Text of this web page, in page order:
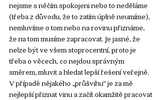
nejsme s něčím spokojeni nebo to neděláme
(třeba z důvodu, že to zatím úplně neumíme),
nemluvíme o tom nebo na rovinu přiznáme,
že na tom musíme zapracovat. Je jasné, že
nelze být ve všem stoprocentní, proto je
třeba o věcech, co nejdou správným
směrem, mluvit a hledat lepší řešení veřejně.
V případě nějakého „průšvihu“ je za mě
nejlepší přiznat vinu a začít okamžitě pracovat